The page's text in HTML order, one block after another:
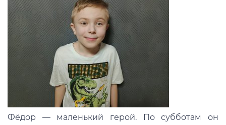
Фёдор — маленький герой. По субботам он